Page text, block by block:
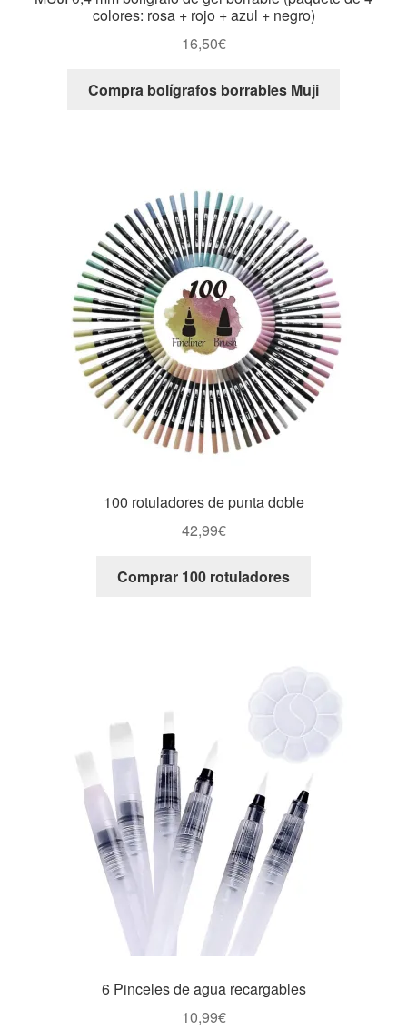
colores: rosa + rojo + azul + negro)
16,50€
Compra bolígrafos borrables Muji
100 rotuladores de punta doble
42,99€
Comprar 100 rotuladores
6 Pinceles de agua recargables
10,99€